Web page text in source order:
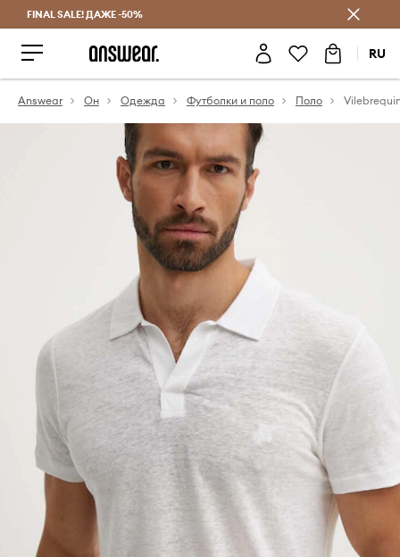
FINAL SALE! ДАЖЕ -50%
RU
Answear Он Одежда Футболки и поло Поло